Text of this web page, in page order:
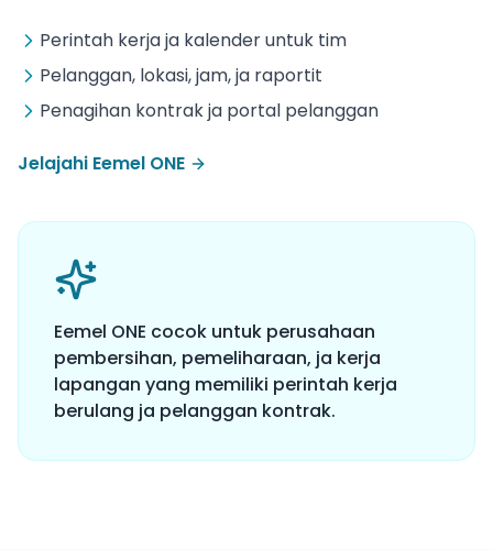
Perintah kerja ja kalender untuk tim
Pelanggan, lokasi, jam, ja raportit
Penagihan kontrak ja portal pelanggan
Jelajahi Eemel ONE
Eemel ONE cocok untuk perusahaan
pembersihan, pemeliharaan, ja kerja
lapangan yang memiliki perintah kerja
berulang ja pelanggan kontrak.